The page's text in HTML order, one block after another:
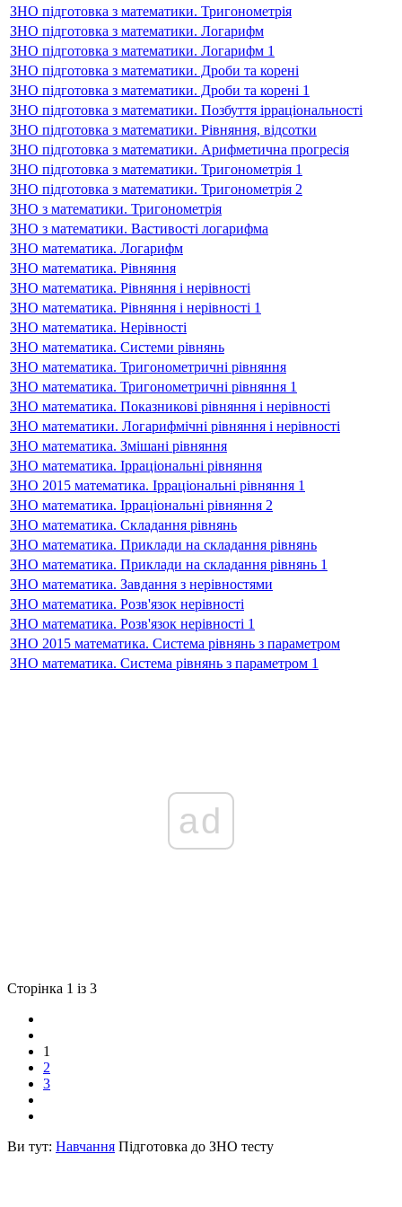
ЗНО підготовка з математики. Тригонометрія
ЗНО підготовка з математики. Логарифм
ЗНО підготовка з математики. Логарифм 1
ЗНО підготовка з математики. Дроби та корені
ЗНО підготовка з математики. Дроби та корені 1
ЗНО підготовка з математики. Позбуття ірраціональності
ЗНО підготовка з математики. Рівняння, відсотки
ЗНО підготовка з математики. Арифметична прогресія
ЗНО підготовка з математики. Тригонометрія 1
ЗНО підготовка з математики. Тригонометрія 2
ЗНО з математики. Тригонометрія
ЗНО з математики. Вастивості логарифма
ЗНО математика. Логарифм
ЗНО математика. Рівняння
ЗНО математика. Рівняння і нерівності
ЗНО математика. Рівняння і нерівності 1
ЗНО математика. Нерівності
ЗНО математика. Системи рівнянь
ЗНО математика. Тригонометричні рівняння
ЗНО математика. Тригонометричні рівняння 1
ЗНО математика. Показникові рівняння і нерівності
ЗНО математики. Логарифмічні рівняння і нерівності
ЗНО математика. Змішані рівняння
ЗНО математика. Ірраціональні рівняння
ЗНО 2015 математика. Ірраціональні рівняння 1
ЗНО математика. Ірраціональні рівняння 2
ЗНО математика. Складання рівнянь
ЗНО математика. Приклади на складання рівнянь
ЗНО математика. Приклади на складання рівнянь 1
ЗНО математика. Завдання з нерівностями
ЗНО математика. Розв'язок нерівності
ЗНО математика. Розв'язок нерівності 1
ЗНО 2015 математика. Система рівнянь з параметром
ЗНО математика. Система рівнянь з параметром 1
ad
Сторінка 1 із 3
1
2
3
Ви тут: Навчання Підготовка до ЗНО тесту